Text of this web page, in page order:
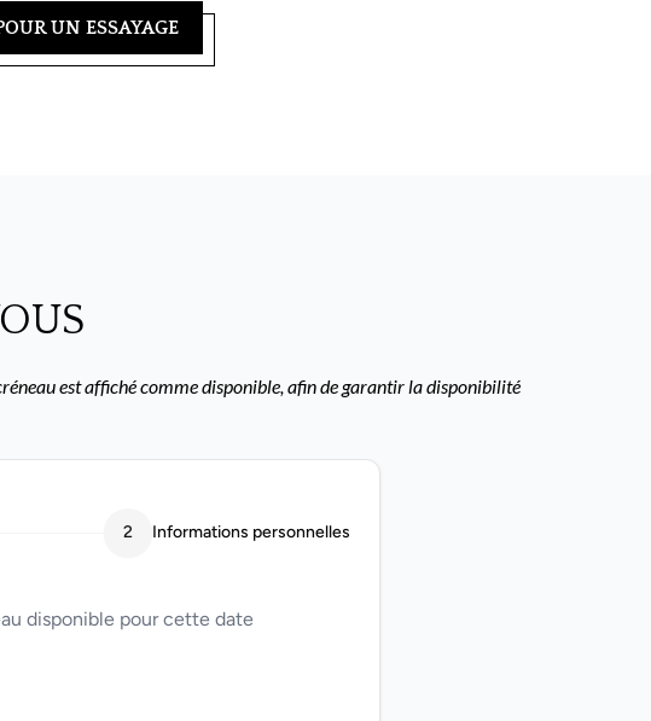
UN ESSAYAGE
est affiché comme disponible, afin de garantir la disponibilité